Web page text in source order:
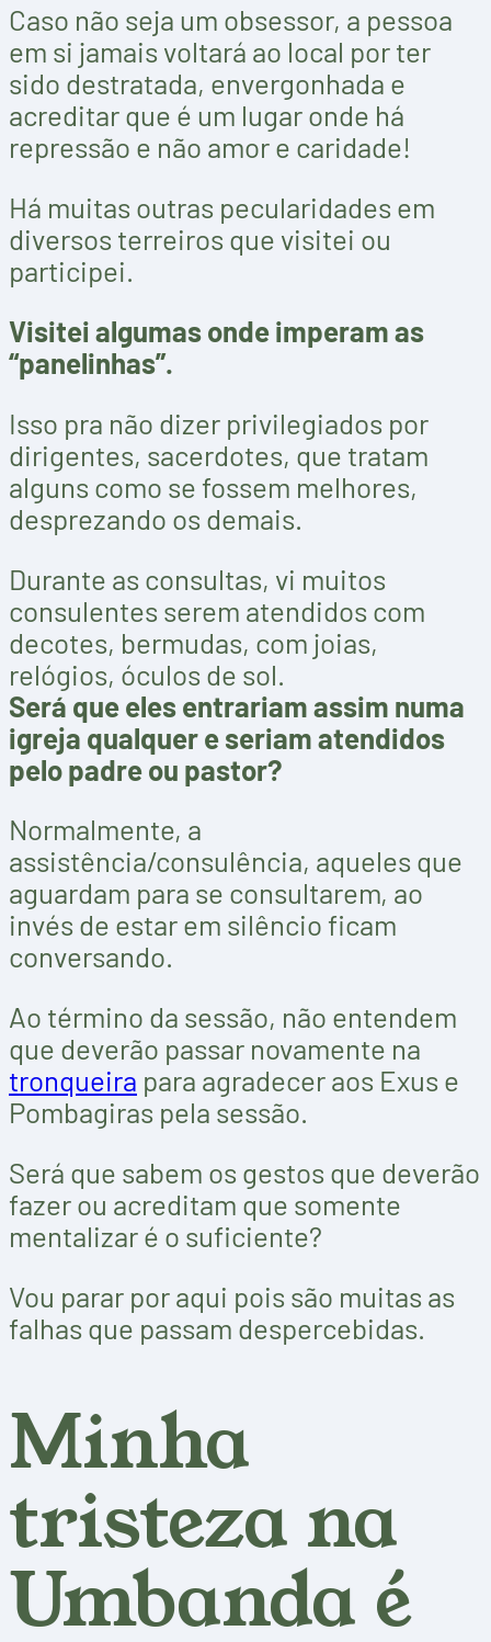
Caso não seja um obsessor, a pessoa
em si jamais voltará ao local por ter
sido destratada, envergonhada e
acreditar que é um lugar onde há
repressão e não amor e caridade!
Há muitas outras pecularidades em
diversos terreiros que visitei ou
participei.
Visitei algumas onde imperam as
“panelinhas”.
Isso pra não dizer privilegiados por
dirigentes, sacerdotes, que tratam
alguns como se fossem melhores,
desprezando os demais.
Durante as consultas, vi muitos
consulentes serem atendidos com
decotes, bermudas, com joias,
relógios, óculos de sol.
Será que eles entrariam assim numa
igreja qualquer e seriam atendidos
pelo padre ou pastor?
Normalmente, a
assistência/consulência, aqueles que
aguardam para se consultarem, ao
invés de estar em silêncio ficam
conversando.
Ao término da sessão, não entendem
que deverão passar novamente na
tronqueira para agradecer aos Exus e
Pombagiras pela sessão.
Será que sabem os gestos que deverão
fazer ou acreditam que somente
mentalizar é o suficiente?
Vou parar por aqui pois são muitas as
falhas que passam despercebidas.
Minha
tristeza na
Umbanda é